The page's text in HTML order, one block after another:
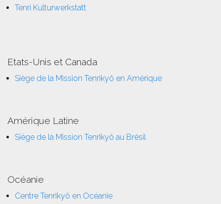
Tenri Kulturwerkstatt
Etats-Unis et Canada
Siège de la Mission Tenrikyô en Amérique
Amérique Latine
Siège de la Mission Tenrikyô au Brésil
Océanie
Centre Tenrikyô en Océanie